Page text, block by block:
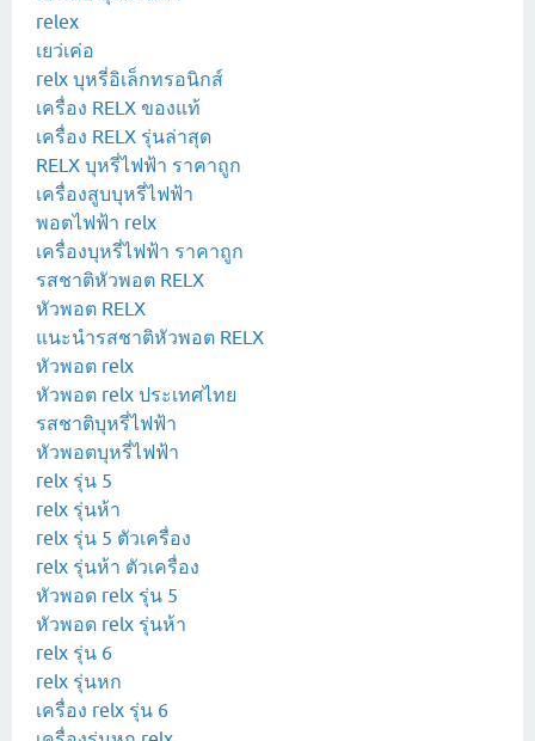
relex
เยว่เค่อ
relx บุหรี่อิเล็กทรอนิกส์
เครื่อง RELX ของแท้
เครื่อง RELX รุ่นล่าสุด
RELX บุหรี่ไฟฟ้า ราคาถูก
เครื่องสูบบุหรี่ไฟฟ้า
พอตไฟฟ้า relx
เครื่องบุหรี่ไฟฟ้า ราคาถูก
รสชาติหัวพอต RELX
หัวพอต RELX
แนะนำรสชาติหัวพอต RELX
หัวพอต relx
หัวพอต relx ประเทศไทย
รสชาติบุหรี่ไฟฟ้า
หัวพอตบุหรี่ไฟฟ้า
relx รุ่น 5
relx รุ่นห้า
relx รุ่น 5 ตัวเครื่อง
relx รุ่นห้า ตัวเครื่อง
หัวพอด relx รุ่น 5
หัวพอด relx รุ่นห้า
relx รุ่น 6
relx รุ่นหก
เครื่อง relx รุ่น 6